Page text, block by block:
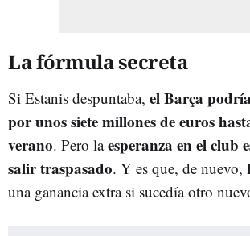
La fórmula secreta
Si Estanis despuntaba, el Barça
por unos siete millones de euros
verano. Pero laesperanza en el club
salir traspasado. Y es que, de
una ganancia extra si sucedía otro